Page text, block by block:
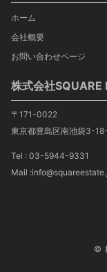
ホーム
会社概要
お問い合わせページ
株式会社SQUARE
〒171-0022
東京都豊島区南池袋3-
Tel : 03-5944-9331
Mail
©